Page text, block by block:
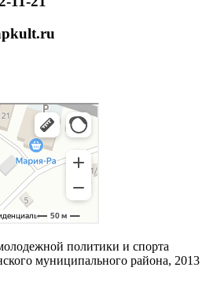
политики и спорта
муниципального района, 2013